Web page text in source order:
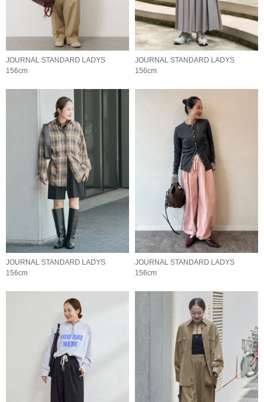
JOURNAL STANDARD LADYS
156cm
JOURNAL STANDARD LADYS
156cm
JOURNAL STANDARD LADYS
156cm
JOURNAL STANDARD LADYS
156cm